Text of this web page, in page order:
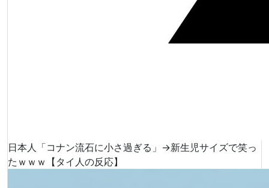
日本人「コナン流石に小さ過ぎる」→新生児サイズで笑っ
たｗｗｗ【タイ人の反応】